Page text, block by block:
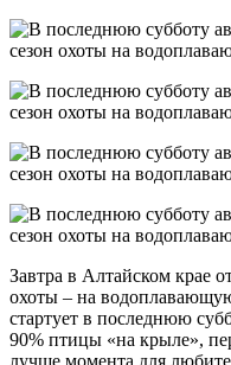
Завтра в Алтайском крае
охоты – на
стартует в последнюю
90% птицы «на крыле»,
лучше момента для